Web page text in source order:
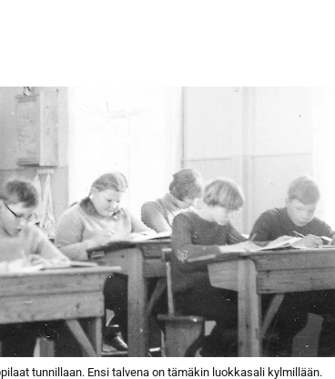
tunnillaan. Ensi talvena on tämäkin luokkasali kylmillään.